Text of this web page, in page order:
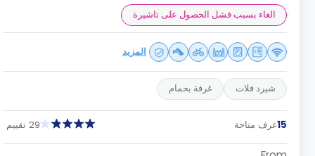
الغاء بسبب فشل الحصول على تاشيرة
المزيد
شيرد فلات غرفة بحمام
غرف متاحة 29 تقييم